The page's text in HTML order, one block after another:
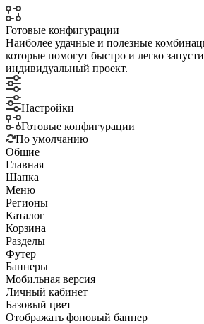
Готовые конфигурации
Наиболее удачные и полезные
которые помогут быстро и легко
индивидуальный проект.
Настройки
Готовые конфигурации
По умолчанию
Общие
Главная
Шапка
Меню
Регионы
Каталог
Корзина
Разделы
Футер
Баннеры
Мобильная версия
Личный кабинет
Базовый цвет
Отображать фоновый баннер